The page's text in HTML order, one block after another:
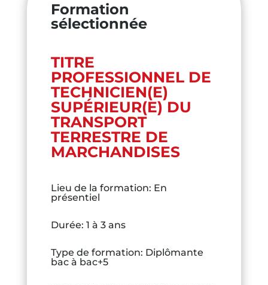
Formation
sélectionnée
TITRE
PROFESSIONNEL DE
TECHNICIEN(E)
SUPÉRIEUR(E) DU
TRANSPORT
TERRESTRE DE
MARCHANDISES
Lieu de la formation: En
présentiel
Durée: 1 à 3 ans
Type de formation: Diplômante
bac à bac+5